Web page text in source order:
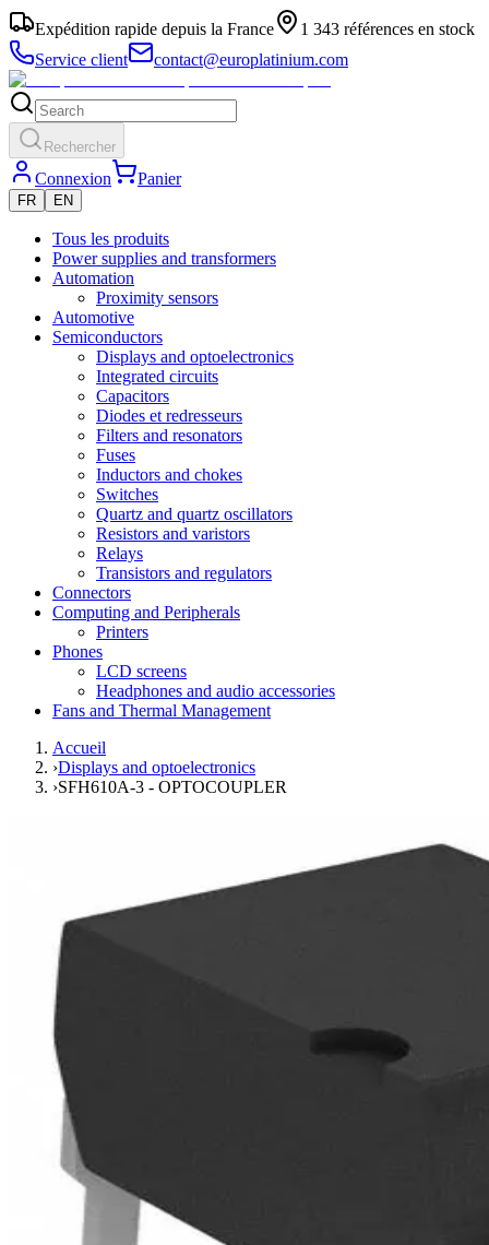
Expédition rapide depuis la France
1 343 références en stock
Service client
contact@europlatinium.com
Rechercher
Connexion Panier
FR EN
Tous les produits
Power supplies and transformers
Automation
Proximity sensors
Automotive
Semiconductors
Displays and optoelectronics
Integrated circuits
Capacitors
Diodes et redresseurs
Filters and resonators
Fuses
Inductors and chokes
Switches
Quartz and quartz oscillators
Resistors and varistors
Relays
Transistors and regulators
Connectors
Computing and Peripherals
Printers
Phones
LCD screens
Headphones and audio accessories
Fans and Thermal Management
Accueil
›Displays and optoelectronics
›SFH610A-3 - OPTOCOUPLER